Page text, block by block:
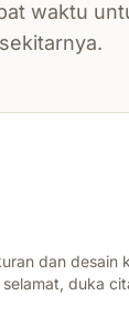
waktu
sekitarnya.
dan desain
duka